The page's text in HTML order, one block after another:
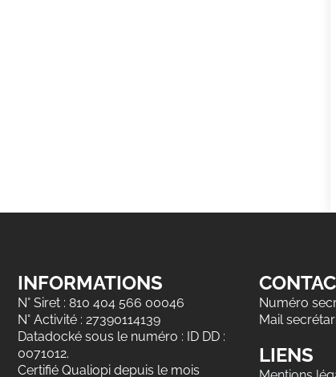
INFORMATIONS
N° Siret : 810 404 566 00046
N° Activité : 27390114139
Datadocké sous le numéro : ID DD :
0071012.
Certifié Qualiopi depuis le mois
Numéro
Mail
LIENS